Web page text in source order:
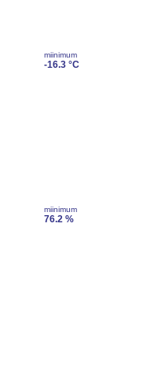
miinimum
-16.3 °C
miinimum
76.2 %